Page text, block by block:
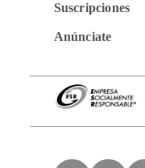
Suscripciones
Anúnciate